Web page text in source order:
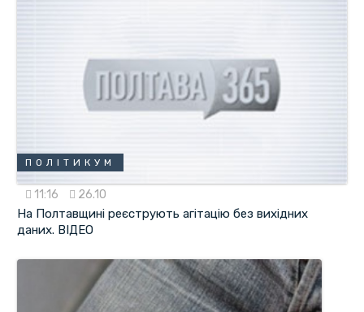
ПОЛІТИКУМ
11:16 26.10
На Полтавщині реєструють агітацію без вихідних
даних. ВІДЕО